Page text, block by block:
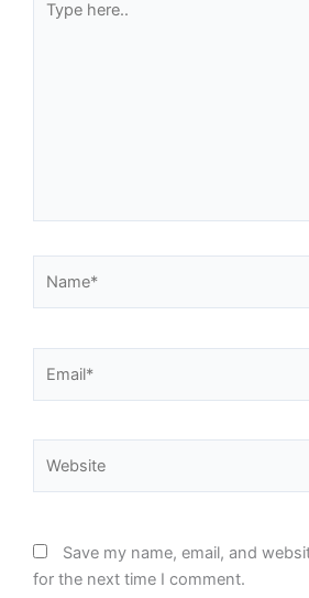
here..
Save my name, email, and
for the next time I comment.